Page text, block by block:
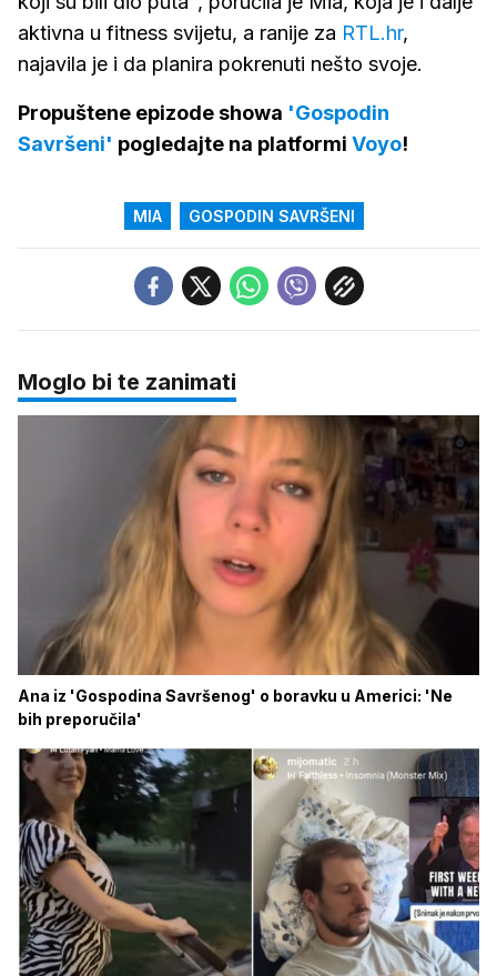
aktivna u fitness svijetu, a ranije za RTL.hr,
najavila je i da planira pokrenuti nešto svoje.
Propuštene epizode showa 'Gospodin
Savršeni' pogledajte na platformi Voyo!
MIA GOSPODIN SAVRŠENI
Moglo bi te zanimati
Ana iz 'Gospodina Savršenog' o boravku u Americi: 'Ne
bih preporučila'